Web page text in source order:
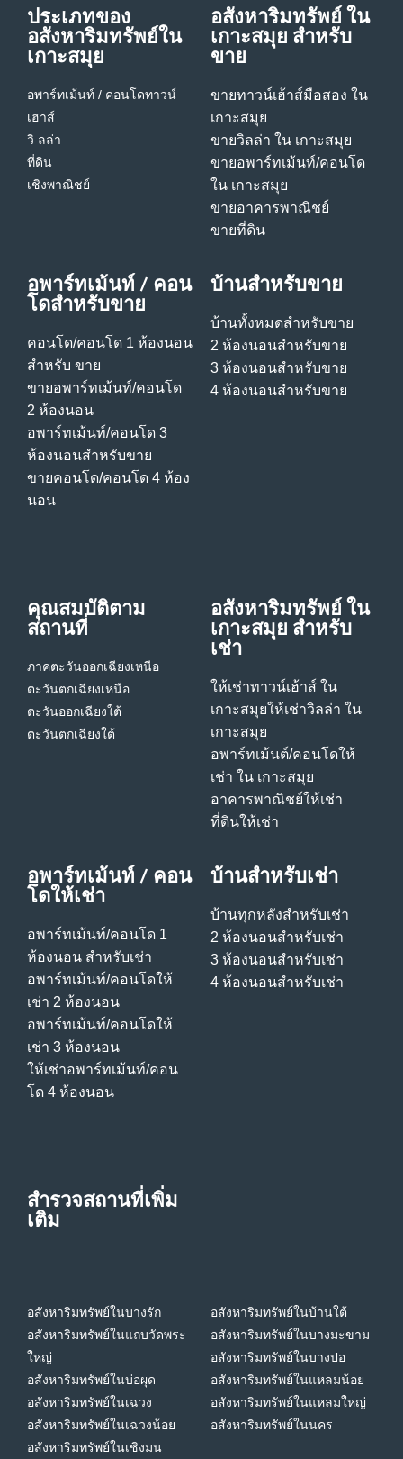
ประเภทของ
อสังหาริมทรัพย์ใน
เกาะสมุย
อพาร์ทเม้นท์ / คอนโดทาวน์
เฮาส์
วิ ลล่า
ที่ดิน
เชิงพาณิชย์
อสังหาริมทรัพย์ ใน
เกาะสมุย สําหรับ
ขาย
ขายทาวน์เฮ้าส์มือสอง ใน
เกาะสมุย
ขายวิลล่า ใน เกาะสมุย
ขายอพาร์ทเม้นท์/คอนโด
ใน เกาะสมุย
ขายอาคารพาณิชย์
ขายที่ดิน
อพาร์ทเม้นท์ / คอน
โดสําหรับขาย
คอนโด/คอนโด 1 ห้องนอน
สําหรับ ขาย
ขายอพาร์ทเม้นท์/คอนโด
2 ห้องนอน
อพาร์ทเม้นท์/คอนโด 3
ห้องนอนสําหรับขาย
ขายคอนโด/คอนโด 4 ห้อง
นอน
บ้านสําหรับขาย
บ้านทั้งหมดสําหรับขาย
2 ห้องนอนสําหรับขาย
3 ห้องนอนสําหรับขาย
4 ห้องนอนสําหรับขาย
คุณสมบัติตาม
สถานที่
ภาคตะวันออกเฉียงเหนือ
ตะวันตกเฉียงเหนือ
ตะวันออกเฉียงใต้
ตะวันตกเฉียงใต้
อสังหาริมทรัพย์ ใน
เกาะสมุย สําหรับ
เช่า
ให้เช่าทาวน์เฮ้าส์ ใน
เกาะสมุยให้เช่าวิลล่า ใน
เกาะสมุย
อพาร์ทเม้นต์/คอนโดให้
เช่า ใน เกาะสมุย
อาคารพาณิชย์ให้เช่า
ที่ดินให้เช่า
อพาร์ทเม้นท์ / คอน
โดให้เช่า
อพาร์ทเม้นท์/คอนโด 1
ห้องนอน สําหรับเช่า
อพาร์ทเม้นท์/คอนโดให้
เช่า 2 ห้องนอน
อพาร์ทเม้นท์/คอนโดให้
เช่า 3 ห้องนอน
ให้เช่าอพาร์ทเม้นท์/คอน
โด 4 ห้องนอน
บ้านสําหรับเช่า
บ้านทุกหลังสําหรับเช่า
2 ห้องนอนสําหรับเช่า
3 ห้องนอนสําหรับเช่า
4 ห้องนอนสําหรับเช่า
สำรวจสถานที่เพิ่ม
เติม
อสังหาริมทรัพย์ในบางรัก
อสังหาริมทรัพย์ในแถบวัดพระ
ใหญ่
อสังหาริมทรัพย์ในบ่อผุด
อสังหาริมทรัพย์ในเฉวง
อสังหาริมทรัพย์ในเฉวงน้อย
อสังหาริมทรัพย์ในเชิงมน
อสังหาริมทรัพย์ในบ้านใต้
อสังหาริมทรัพย์ในบางมะขาม
อสังหาริมทรัพย์ในบางปอ
อสังหาริมทรัพย์ในแหลมน้อย
อสังหาริมทรัพย์ในแหลมใหญ่
อสังหาริมทรัพย์ในนคร